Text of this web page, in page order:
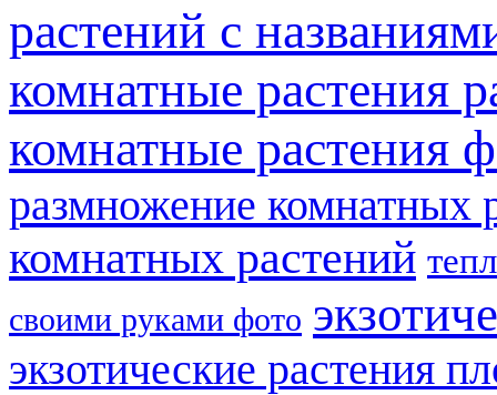
растений с
комнатные растения
комнатные растения
размножение комнатных
комнатных растений
своими руками фото
экзотические растения